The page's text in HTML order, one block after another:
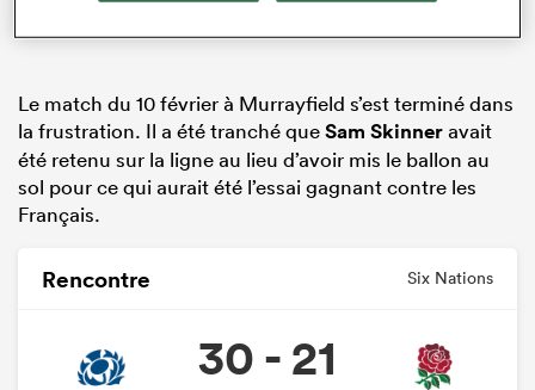
Le match du 10 février à Murrayfield s’est terminé dans
la frustration. Il a été tranché queSam Skinneravait
été retenu sur la ligne au lieu d’avoir mis le ballon au
sol pour ce qui aurait été l’essai gagnant contre les
Français.
Rencontre Six Nations
30 - 21